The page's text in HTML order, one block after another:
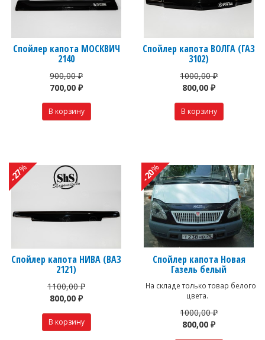
Спойлер капота МОСКВИЧ
2140
900,00 ₽
700,00 ₽
Спойлер капота ВОЛГА (ГАЗ
3102)
1000,00 ₽
800,00 ₽
-27
%
Спойлер капота НИВА (ВАЗ
2121)
1100,00 ₽
800,00 ₽
-20
%
Спойлер капота Новая
Газель белый
На складе только товар белого
цвета.
1000,00 ₽
800,00 ₽